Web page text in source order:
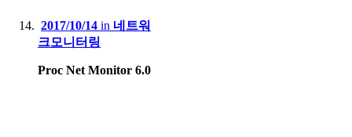
2017/10/14 in 네트워
크모니터링
Proc Net Monitor 6.0